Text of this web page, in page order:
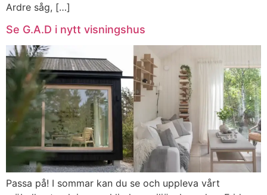
Ardre såg, […]
Se G.A.D i nytt visningshus
Passa på! I sommar kan du se och uppleva vårt